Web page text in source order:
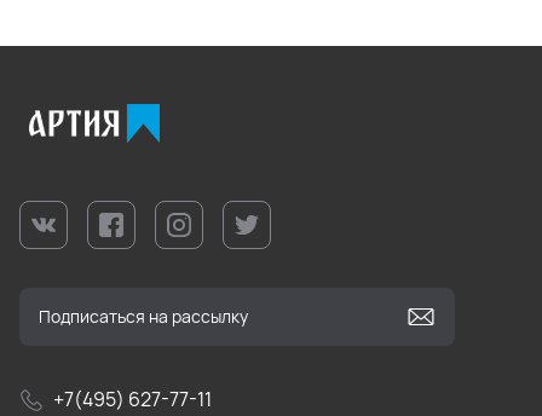
+7(495) 627-77-11